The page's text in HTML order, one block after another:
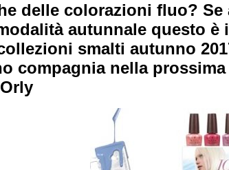
delle colorazioni fluo? Se
autunnale questo
smalti autunno
compagnia nella